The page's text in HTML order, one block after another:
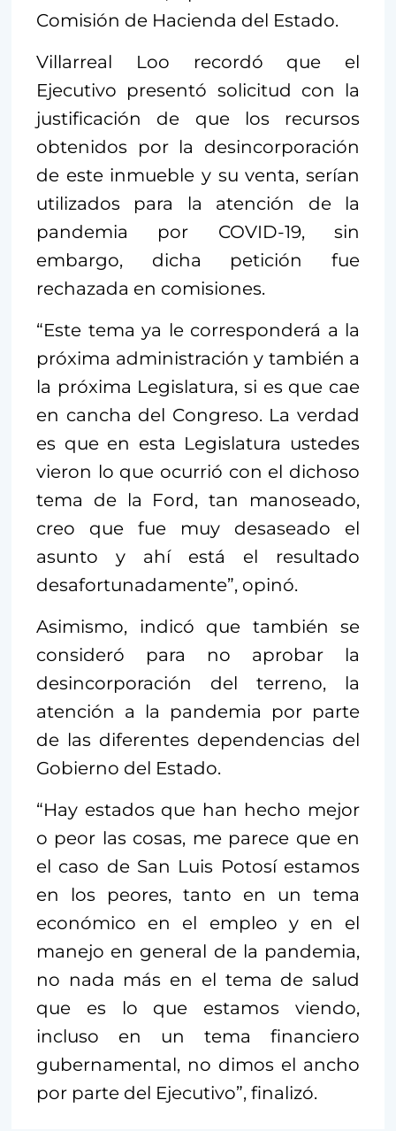
Comisión de Hacienda del Estado.
Villarreal Loo recordó que el
Ejecutivo presentó solicitud con la
justificación de que los recursos
obtenidos por la desincorporación
de este inmueble y su venta, serían
utilizados para la atención de la
pandemia por COVID-19, sin
embargo, dicha petición fue
rechazada en comisiones.
“Este tema ya le corresponderá a la
próxima administración y también a
la próxima Legislatura, si es que cae
en cancha del Congreso. La verdad
es que en esta Legislatura ustedes
vieron lo que ocurrió con el dichoso
tema de la Ford, tan manoseado,
creo que fue muy desaseado el
asunto y ahí está el resultado
desafortunadamente”, opinó.
Asimismo, indicó que también se
consideró para no aprobar la
desincorporación del terreno, la
atención a la pandemia por parte
de las diferentes dependencias del
Gobierno del Estado.
“Hay estados que han hecho mejor
o peor las cosas, me parece que en
el caso de San Luis Potosí estamos
en los peores, tanto en un tema
económico en el empleo y en el
manejo en general de la pandemia,
no nada más en el tema de salud
que es lo que estamos viendo,
incluso en un tema financiero
gubernamental, no dimos el ancho
por parte del Ejecutivo”, finalizó.